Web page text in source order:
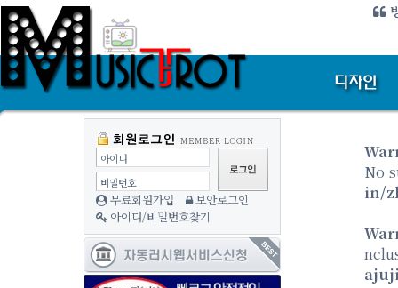
아이디
비밀번호
무료회원가입
보안로그인
아이디/비밀번호찾기
No
in/